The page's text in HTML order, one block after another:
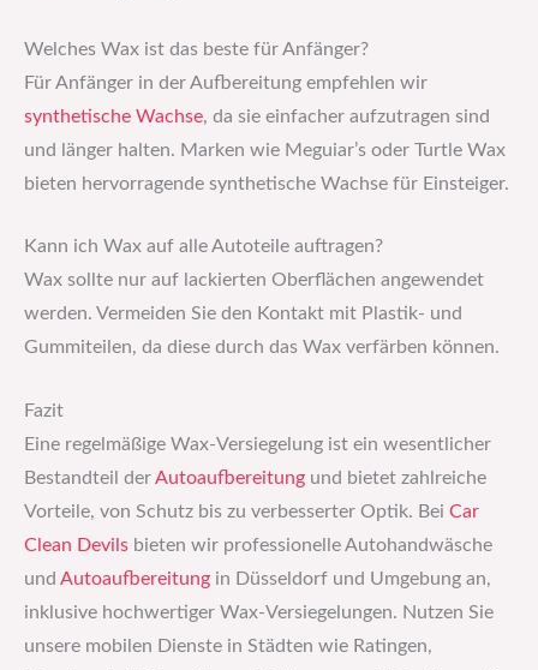
Welches Wax ist das beste für Anfänger?
Für Anfänger in der Aufbereitung empfehlen wir
synthetische Wachse, da sie einfacher aufzutragen sind
und länger halten. Marken wie Meguiar’s oder Turtle Wax
bieten hervorragende synthetische Wachse für Einsteiger.
Kann ich Wax auf alle Autoteile auftragen?
Wax sollte nur auf lackierten Oberflächen angewendet
werden. Vermeiden Sie den Kontakt mit Plastik- und
Gummiteilen, da diese durch das Wax verfärben können.
Fazit
Eine regelmäßige Wax-Versiegelung ist ein wesentlicher
Bestandteil der Autoaufbereitung und bietet zahlreiche
Vorteile, von Schutz bis zu verbesserter Optik. Bei Car
Clean Devils bieten wir professionelle Autohandwäsche
und Autoaufbereitung in Düsseldorf und Umgebung an,
inklusive hochwertiger Wax-Versiegelungen. Nutzen Sie
unsere mobilen Dienste in Städten wie Ratingen,